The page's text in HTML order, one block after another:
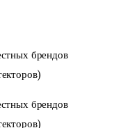
брендов
брендов